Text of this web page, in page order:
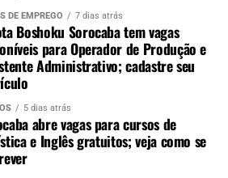
DE EMPREGO 7 dias atrás
Boshoku Sorocaba tem vagas
para Operador de Produção e
Administrativo; cadastre seu
5 dias atrás
abre vagas para cursos de
e Inglês gratuitos; veja como se